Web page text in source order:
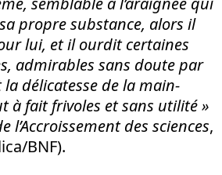
propre substance, alors il
lui, et il ourdit certaines
admirables sans doute par
délicatesse de la main-
à fait frivoles et sans utilité »
l’Accroissement des sciences,
BNF).